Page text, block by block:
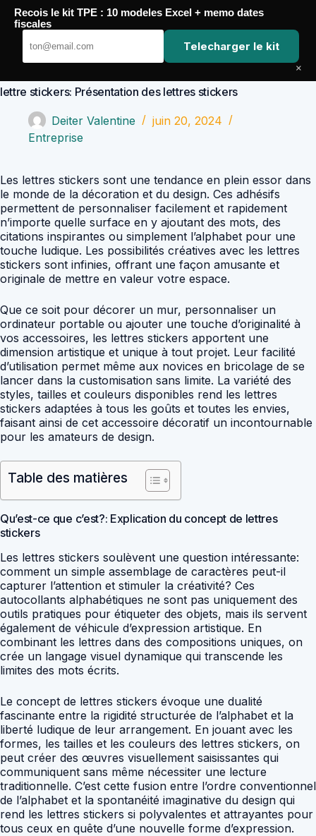
Passer
contenu
Comptabilité Job
lettre stickers: Présentation des lettres stickers
Deiter Valentine
juin 20, 2024
Entreprise
Les lettres stickers sont une tendance en plein essor dans
le monde de la décoration et du design. Ces adhésifs
permettent de personnaliser facilement et rapidement
n’importe quelle surface en y ajoutant des mots, des
citations inspirantes ou simplement l’alphabet pour une
touche ludique. Les possibilités créatives avec les lettres
stickers sont infinies, offrant une façon amusante et
originale de mettre en valeur votre espace.
Que ce soit pour décorer un mur, personnaliser un
ordinateur portable ou ajouter une touche d’originalité à
vos accessoires, les lettres stickers apportent une
dimension artistique et unique à tout projet. Leur facilité
d’utilisation permet même aux novices en bricolage de se
lancer dans la customisation sans limite. La variété des
styles, tailles et couleurs disponibles rend les lettres
stickers adaptées à tous les goûts et toutes les envies,
faisant ainsi de cet accessoire décoratif un incontournable
pour les amateurs de design.
Table des matières
Qu’est-ce que c’est?: Explication du concept de lettres
stickers
Les lettres stickers soulèvent une question intéressante:
comment un simple assemblage de caractères peut-il
capturer l’attention et stimuler la créativité? Ces
autocollants alphabétiques ne sont pas uniquement des
outils pratiques pour étiqueter des objets, mais ils servent
également de véhicule d’expression artistique. En
combinant les lettres dans des compositions uniques, on
crée un langage visuel dynamique qui transcende les
limites des mots écrits.
Le concept de lettres stickers évoque une dualité
fascinante entre la rigidité structurée de l’alphabet et la
liberté ludique de leur arrangement. En jouant avec les
formes, les tailles et les couleurs des lettres stickers, on
peut créer des œuvres visuellement saisissantes qui
communiquent sans même nécessiter une lecture
traditionnelle. C’est cette fusion entre l’ordre conventionnel
de l’alphabet et la spontanéité imaginative du design qui
rend les lettres stickers si polyvalentes et attrayantes pour
tous ceux en quête d’une nouvelle forme d’expression.
Recois le kit TPE : 10 modeles Excel + memo dates
fiscales
Telecharger le kit
×